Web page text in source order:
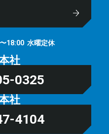
18:00 ⽔曜定休
社
0325
社
4104